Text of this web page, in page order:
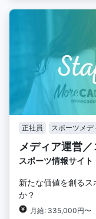
正社員 スポーツメデ
メディア運営
スポーツ情報サイト
新たな価値を創る
か？
月給: 335,000円〜